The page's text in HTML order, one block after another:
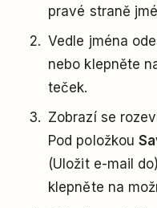
pravé straně
Vedle jména
nebo klepněte
teček.
Zobrazí se
Pod položkou
(Uložit e-mail
klepněte na